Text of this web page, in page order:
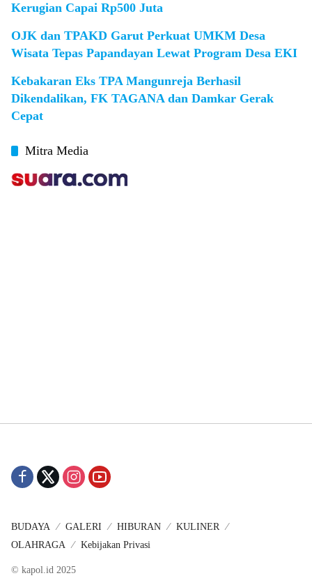
Kerugian Capai Rp500 Juta
OJK dan TPAKD Garut Perkuat UMKM Desa
Wisata Tepas Papandayan Lewat Program Desa EKI
Kebakaran Eks TPA Mangunreja Berhasil
Dikendalikan, FK TAGANA dan Damkar Gerak
Cepat
Mitra Media
BUDAYA GALERI HIBURAN
KULINER
OLAHRAGA
Kebijakan Privasi
© kapol.id 2025